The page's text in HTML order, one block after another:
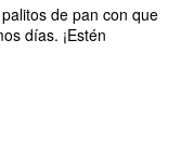
de pan con que
días. ¡Estén